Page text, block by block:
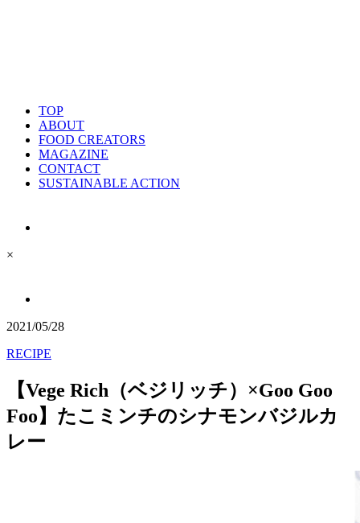
TOP
ABOUT
FOOD CREATORS
MAGAZINE
CONTACT
SUSTAINABLE ACTION
×
2021/05/28
RECIPE
【Vege Rich（ベジリッチ）×Goo Goo
Foo】たこミンチのシナモンバジルカ
レー